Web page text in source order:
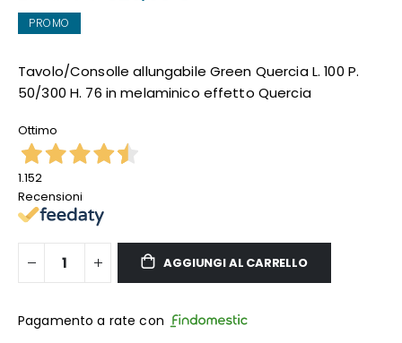
PROMO
Tavolo/Consolle allungabile Green Quercia L. 100 P.
50/300 H. 76 in melaminico effetto Quercia
Ottimo
1.152
Recensioni
AGGIUNGI AL CARRELLO
Pagamento a rate con